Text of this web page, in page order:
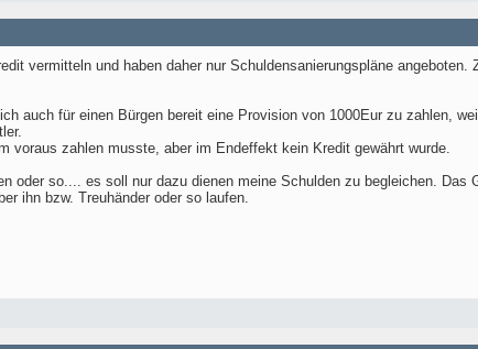
vermitteln und haben daher nur Schuldensanierungspläne angeboten.
auch für einen Bürgen bereit eine Provision von 1000Eur zu zahlen,
voraus zahlen musste, aber im Endeffekt kein Kredit gewährt wurde.
oder so.... es soll nur dazu dienen meine Schulden zu begleichen. Das
ihn bzw. Treuhänder oder so laufen.